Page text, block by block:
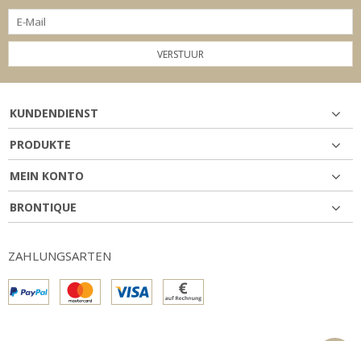
VERSTUUR
KUNDENDIENST
PRODUKTE
MEIN KONTO
BRONTIQUE
ZAHLUNGSARTEN